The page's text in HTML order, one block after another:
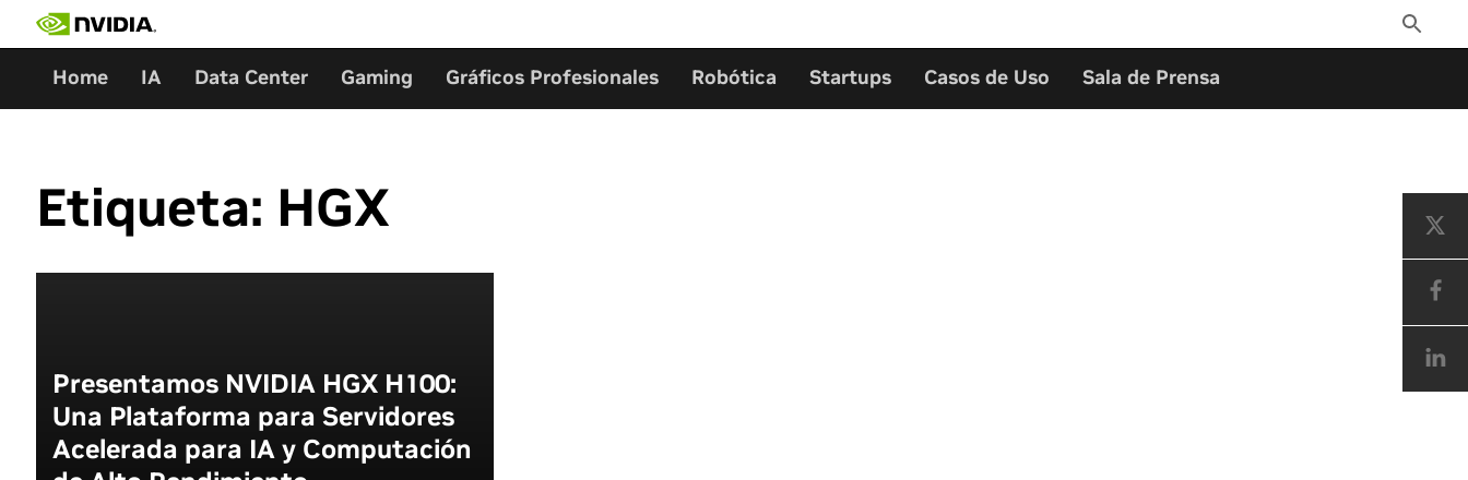
Toggle
Search
Home IA Data Center Gaming Gráficos Profesionales Robótica Startups Casos de Uso Sala de Prensa
Etiqueta: HGX
Presentamos NVIDIA HGX H100:
Una Plataforma para Servidores
Acelerada para IA y Computación